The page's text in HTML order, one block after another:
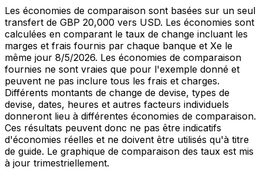
Les économies de comparaison sont basées sur un seul
transfert de GBP 20,000 vers USD. Les économies sont
calculées en comparant le taux de change incluant les
marges et frais fournis par chaque banque et Xe le
même jour 8/5/2026. Les économies de comparaison
fournies ne sont vraies que pour l'exemple donné et
peuvent ne pas inclure tous les frais et charges.
Différents montants de change de devise, types de
devise, dates, heures et autres facteurs individuels
donneront lieu à différentes économies de comparaison.
Ces résultats peuvent donc ne pas être indicatifs
d'économies réelles et ne doivent être utilisés qu'à titre
de guide. Le graphique de comparaison des taux est mis
à jour trimestriellement.